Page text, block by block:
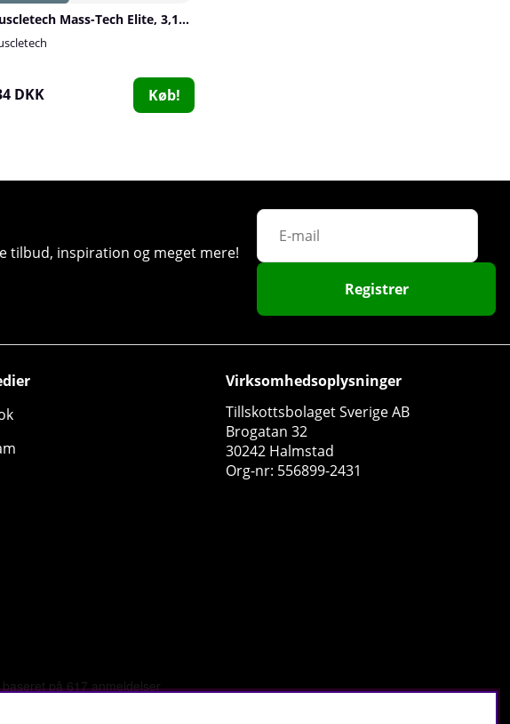
Star Nutrition
181 DKK Køb!
20
45
Muscletech Mass-Tech Elite, 3,18 kg
DKK Køb!
tilbud, inspiration og meget mere!
Registrer
Virksomhedsoplysninger
Tillskottsbolaget Sverige AB
Brogatan 32
30242 Halmstad
Org-nr: 556899-2431